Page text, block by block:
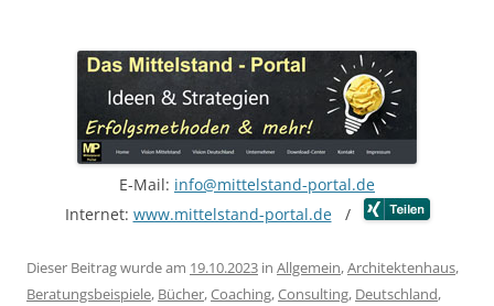
E-Mail: info@mittelstand-portal.de
Internet: www.mittelstand-portal.de/
Dieser Beitrag wurde am 19.10.2023 in Allgemein,Architektenhaus,
Beratungsbeispiele, Bücher,Coaching,Consulting, Deutschland,